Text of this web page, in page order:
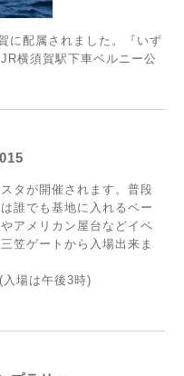
に配属されました。『いず
横須賀駅下車ベルニー公
タが開催されます。普段
誰でも基地に入れるベー
アメリカン屋台などイベ
笠ゲートから入場出来ま
場は午後3時)